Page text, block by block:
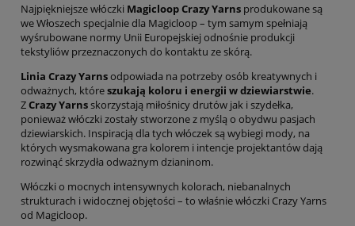
Najpiękniejsze włóczki Magicloop CrazyYarns produkowane są
we Włoszech specjalnie dla Magicloop – tym samym spełniają
wyśrubowane normy Unii Europejskiej odnośnie produkcji
tekstyliów przeznaczonych do kontaktu ze skórą.
Linia Crazy Yarnsodpowiada na potrzeby osób kreatywnych i
odważnych, któreszukają koloru i energii w dziewiarstwie.
ZCrazy Yarnsskorzystają miłośnicy drutów jak i szydełka,
ponieważ włóczki zostały stworzone z myślą o obydwu pasjach
dziewiarskich. Inspiracją dla tych włóczek są wybiegi mody, na
których wysmakowana gra kolorem i intencje projektantów dają
rozwinąć skrzydła odważnym dzianinom.
Włóczki o mocnych intensywnych kolorach, niebanalnych
strukturach i widocznej objętości – to właśnie włóczki Crazy Yarns
od Magicloop.